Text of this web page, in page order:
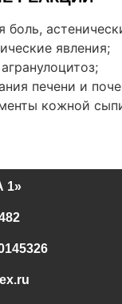
боль,
явления;
печени и
кожной
1»